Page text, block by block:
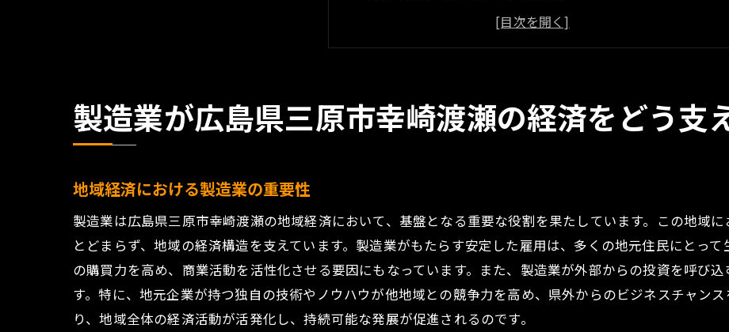
製造業が地域に及ぼす経済的波及効果
地元産業と製造業の相乗効果
インフラと製造業の相関関係
地域特性を活かした製造業の技術革新がもたらす未来
地元資源を活用した持続可能な製造業
技術革新が地域社会に与える恩恵
製造業の未来を支えるテクノロジー
地域特性を活かした製品開発の可能性
幸崎渡瀬の製造業が若者のキャリア形成に与える影響
製造業が広島県三原市幸崎渡瀬の経済をどう支
地域経済における製造業の重要性
製造業は広島県三原市幸崎渡瀬の地域経済において、基盤となる重要な役割を果たしています。この地域
とどまらず、地域の経済構造を支えています。製造業がもたらす安定した雇用は、多くの地元住民にとっ
の購買力を高め、商業活動を活性化させる要因にもなっています。また、製造業が外部からの投資を呼び
す。特に、地元企業が持つ独自の技術やノウハウが他地域との競争力を高め、県外からのビジネスチャン
り、地域全体の経済活動が活発化し、持続可能な発展が促進されるのです。